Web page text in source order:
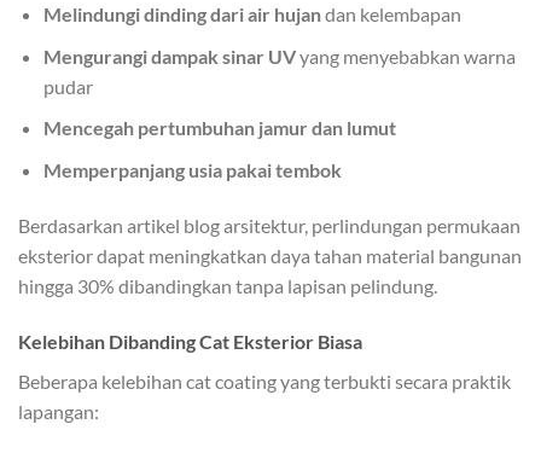
Melindungi dinding dari air hujandan kelembapan
Mengurangi dampak sinar UVyang menyebabkan warna
pudar
Mencegah pertumbuhan jamur dan lumut
Memperpanjang usia pakai tembok
Berdasarkan artikel blog arsitektur, perlindungan permukaan
eksterior dapat meningkatkan daya tahan material bangunan
hingga 30% dibandingkan tanpa lapisan pelindung.
Kelebihan Dibanding Cat Eksterior Biasa
Beberapa kelebihan cat coating yang terbukti secara praktik
lapangan: